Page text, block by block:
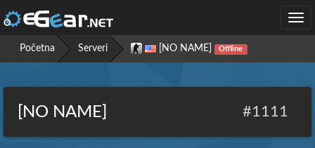
Početna
Serveri [NO NAME] Offline
[NO NAME] #1111